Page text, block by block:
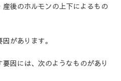
後のホルモンの上下によるもの
があります。
因には、次のようなものがあり